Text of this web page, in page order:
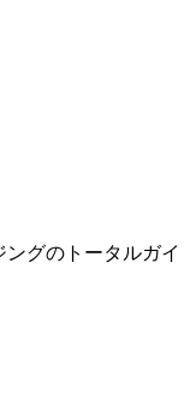
グのトータルガイ